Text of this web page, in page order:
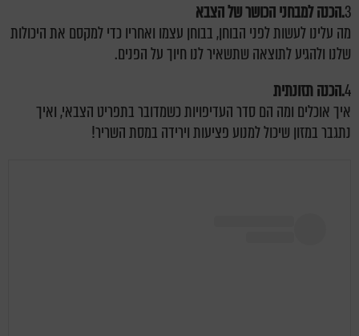
3.הכנה למבחני הכושר של הצבא
מה עלינו לעשות לפני הבוחן, בבוחן עצמו ואחריו כדי למקסם את היכולות
שלנו ולהגיע לתוצאה שתשאיר לנו חיוך על הפנים.
4.הכנה תזונתית
איך אוכלים ומה הם סדר העדיפויות כשמדובר בתפריט הצבאי, ואיך
נתגבר במזון שיכול למנוע פציעות וירידה במסת השריר!